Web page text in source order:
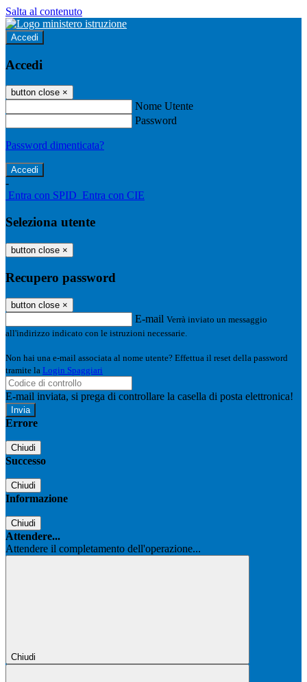
Salta al contenuto
Accedi
Accedi
button close ×
Nome Utente
Password
Password dimenticata?
-
Entra con SPID Entra con CIE
Seleziona utente
button close ×
Recupero password
button close ×
E-mail Verrà inviato un messaggio
all'indirizzo indicato con le istruzioni necessarie.
Non hai una e-mail associata al nome utente? Effettua il reset della password
tramite la Login Spaggiari
E-mail inviata, si prega di controllare la casella di posta elettronica!
Errore
Chiudi
Successo
Chiudi
Informazione
Chiudi
Attendere...
Attendere il completamento dell'operazione...
Chiudi